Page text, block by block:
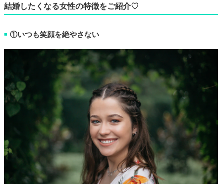
結婚したくなる女性の特徴をご紹介♡
■ ①いつも笑顔を絶やさない